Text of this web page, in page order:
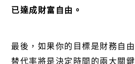
已達成財富自由。
最後，如果你的目標是財務自
替代率將是決定時間的兩大關鍵